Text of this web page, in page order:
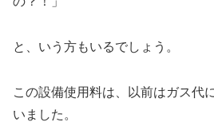
と、いう方もいるでしょう。
この設備使用料は、以前はガス代
いました。